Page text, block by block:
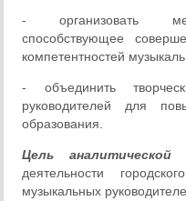
- организовать
способствующее
компетентностей
- объединить
руководителей для
образования.
Цель аналитической
деятельности
музыкальных